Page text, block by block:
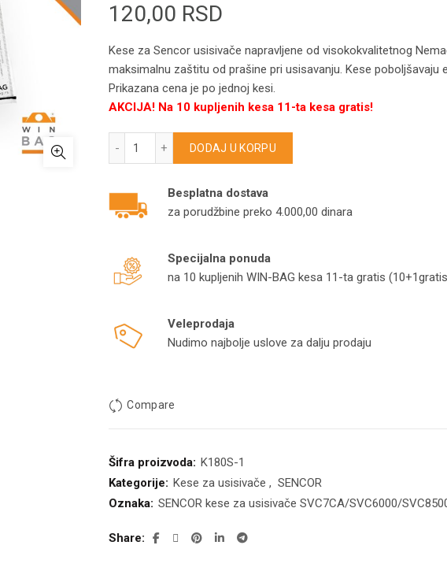
120,00 RSD
Kese za Sencor usisivače napravljene od visokokvalitetnog
maksimalnu zaštitu od prašine pri usisavanju. Kese poboljšavaju
Prikazana cena je po jednoj kesi.
AKCIJA! Na 10 kupljenih kesa 11-ta kesa gratis!
DODAJ U KORPU
Besplatna dostava
za porudžbine preko 4.000,00 dinara
Specijalna ponuda
na 10 kupljenih WIN-BAG kesa 11-ta gratis
Veleprodaja
Nudimo najbolje uslove za dalju prodaju
Compare
Šifra proizvoda: K180S-1
Kategorije: Kese za usisivače , SENCOR
Oznaka: SENCOR kese za usisivače SVC7CA/SVC6000/
Share